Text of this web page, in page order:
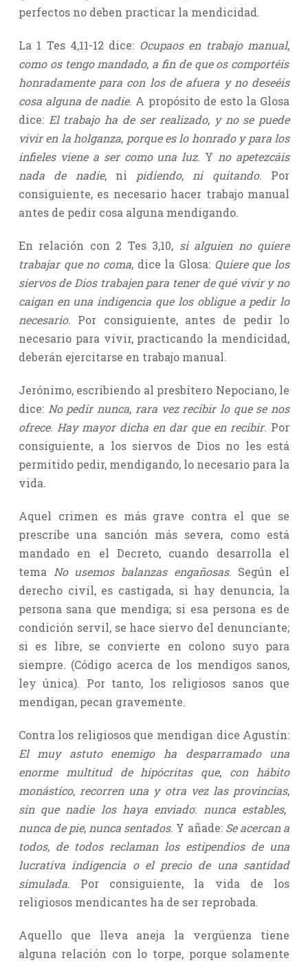
perfectos no deben practicar la mendicidad.
La 1 Tes 4,11-12 dice: Ocupaos en trabajo manual,
como os tengo mandado, a fin de que os comportéis
honradamente para con los de afuera y no deseéis
cosa alguna de nadie. A propósito de esto la Glosa
dice: El trabajo ha de ser realizado, y no se puede
vivir en la holganza, porque es lo honrado y para los
infieles viene a ser como una luz. Y no apetezcáis
nada de nadie, ni pidiendo, ni quitando. Por
consiguiente, es necesario hacer trabajo manual
antes de pedir cosa alguna mendigando.
En relación con 2 Tes 3,10, si alguien no quiere
trabajar que no coma, dice la Glosa: Quiere que los
siervos de Dios trabajen para tener de qué vivir y no
caigan en una indigencia que los obligue a pedir lo
necesario. Por consiguiente, antes de pedir lo
necesario para vivir, practicando la mendicidad,
deberán ejercitarse en trabajo manual.
Jerónimo, escribiendo al presbítero Nepociano, le
dice: No pedir nunca, rara vez recibir lo que se nos
ofrece. Hay mayor dicha en dar que en recibir. Por
consiguiente, a los siervos de Dios no les está
permitido pedir, mendigando, lo necesario para la
vida.
Aquel crimen es más grave contra el que se
prescribe una sanción más severa, como está
mandado en el Decreto, cuando desarrolla el
tema
No usemos balanzas engañosas. Según el
derecho civil, es castigada, si hay denuncia, la
persona sana que mendiga; si esa persona es de
condición servil, se hace siervo del denunciante;
si es libre, se convierte en colono suyo para
siempre. (Código acerca de los mendigos sanos,
ley única). Por tanto, los religiosos sanos que
mendigan, pecan gravemente.
Contra los religiosos que mendigan dice Agustín:
El muy astuto enemigo ha desparramado una
enorme multitud de hipócritas que, con hábito
monástico,recorren una y otra vez las provincias,
sin que nadie los haya enviado: nunca estables,
nunca de pie, nunca sentados. Y añade: Se acercan a
todos,de todos reclaman los estipendios de una
lucrativa indigencia o el precio de una santidad
simulada. Por consiguiente, la vida de los
religiosos mendicantes ha de ser reprobada.
Aquello que lleva aneja la vergüenza tiene
alguna relación con lo torpe, porque solamente